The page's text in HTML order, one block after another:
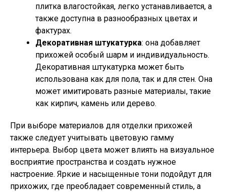
плитка влагостойкая, легко устанавливается, а
также доступна в разнообразных цветах и
фактурах.
Декоративная штукатурка: она добавляет
прихожей особый шарм и индивидуальность.
Декоративная штукатурка может быть
использована как для пола, так и для стен. Она
может имитировать разные материалы, такие
как кирпич, камень или дерево.
При выборе материалов для отделки прихожей
также следует учитывать цветовую гамму
интерьера. Выбор цвета может влиять на визуальное
восприятие пространства и создать нужное
настроение. Яркие и насыщенные тони подойдут для
прихожих, где преобладает современный стиль, а